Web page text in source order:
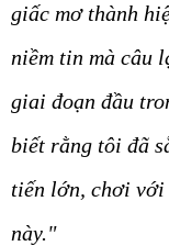
giấc mơ thành
niềm tin mà câu
giai đoạn đầu
biết rằng tôi đã
tiến lớn, chơi với
này."